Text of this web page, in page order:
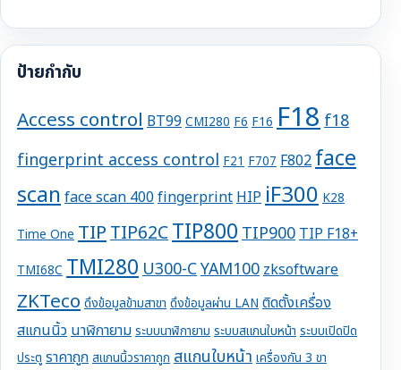
ป้ายกำกับ
Access control BT99 CMI280 F6 F16 F18f18
fingerprint access control F21 F707 F802face
scanface scan 400fingerprintHIPiF300 K28
Time One TIPTIP62CTIP800TIP900TIP F18+
TMI68C TMI280U300-CYAM100zksoftware
ZKTeco ดึงข้อมูลข้ามสาขา ดึงข้อมูลผ่าน LAN ติดตั้งเครื่อง
สแกนนิ้วนาฬิกายาม ระบบนาฬิกายาม ระบบสแกนใบหน้า ระบบเปิดปิด
ประตู ราคาถูก สแกนนิ้วราคาถูก สแกนใบหน้า เครื่องกัน 3 ขา